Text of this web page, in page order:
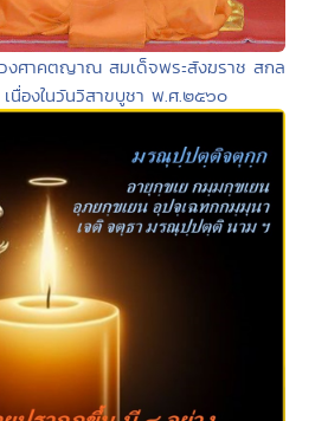
วงศาคตญาณ สมเด็จพระสังฆราช สกล
นื่องในวันวิสาขบูชา พ.ศ.๒๕๖๐